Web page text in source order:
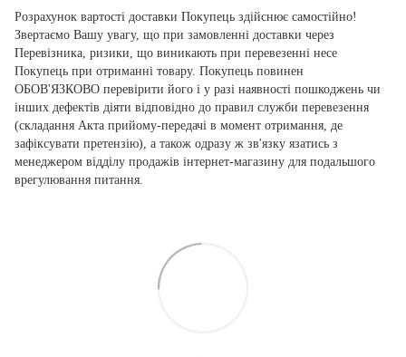
Розрахунок вартості доставки Покупець здійснює самостійно!
Звертаємо Вашу увагу, що при замовленні доставки через
Перевізника, ризики, що виникають при перевезенні несе
Покупець при отриманні товару. Покупець повинен
ОБОВ'ЯЗКОВО перевірити його і у разі наявності пошкоджень чи
інших дефектів діяти відповідно до правил служби перевезення
(складання Акта прийому-передачі в момент отримання, де
зафіксувати претензію), а також одразу ж зв'язку язатись з
менеджером відділу продажів інтернет-магазину для подальшого
врегулювання питання.